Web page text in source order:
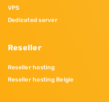
VPS
Dedicated server
Reseller
Reseller hosting
Reseller hosting Belgie